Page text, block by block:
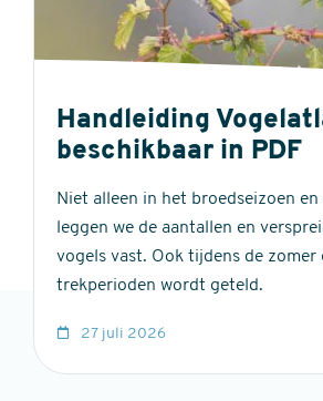
Handleiding
beschikbaar in PDF
Niet alleen in het broedseizoen
leggen we de aantallen en
vogels vast. Ook tijdens de zomer
trekperioden wordt geteld.
27 juli 2026